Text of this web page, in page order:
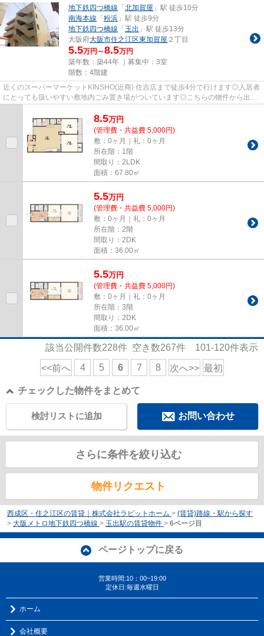
地下鉄四つ橋線 「 北加賀屋 」駅 徒歩10分
南海本線 「 粉浜 」駅 徒歩9分
地下鉄四つ橋線 「 玉出 」駅 徒歩13分
大阪府大阪市住之江区東加賀屋 ２丁目
5.5万円～8.5万円
築年数：築44年 ｜募集中： 3室
階数：4階建
近くのスーパーマーケットKINSHO(近商) 住吉店まで徒歩4分で行けます◎入居者
にとっても扱いやすい敷地内ごみ置き場がついています◎こちらの物件から出て
8.5万円
(管理費・共益費 5,000円)
敷：0ヶ月｜礼：0ヶ月
所在階：1階
間取り：2LDK
面積：67.80㎡
5.5万円
(管理費・共益費 5,000円)
敷：0ヶ月｜礼：0ヶ月
所在階：2階
間取り：2DK
面積：36.00㎡
5.5万円
(管理費・共益費 5,000円)
敷：0ヶ月｜礼：0ヶ月
所在階：3階
間取り：2DK
面積：36.00㎡
該当公開件数228件 空き数267件 101-120件表示
<<前へ 4 5 6 7 8 次へ>> 最初
チェックした物件をまとめて
お問い合わせ
検討リストに追加
さらに条件を絞り込む
物件リクエスト
西成区・住之江区の賃貸｜株式会社ラビットホーム > (賃貸)路線・駅から探す
> 大阪メトロ地下鉄四つ橋線 > 玉出駅の賃貸物件 > 6ページ目
ページトップに戻る
営業時間:10：00~19:00
定休日:毎週水曜日
ホーム
会社概要